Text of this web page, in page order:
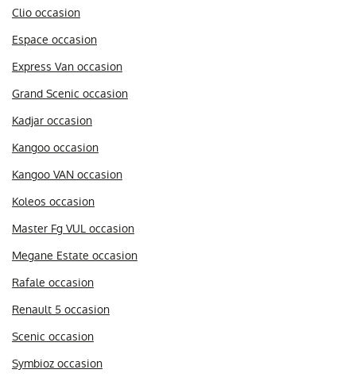
Clio occasion
Espace occasion
Express Van occasion
Grand Scenic occasion
Kadjar occasion
Kangoo occasion
Kangoo VAN occasion
Koleos occasion
Master Fg VUL occasion
Megane Estate occasion
Rafale occasion
Renault 5 occasion
Scenic occasion
Symbioz occasion